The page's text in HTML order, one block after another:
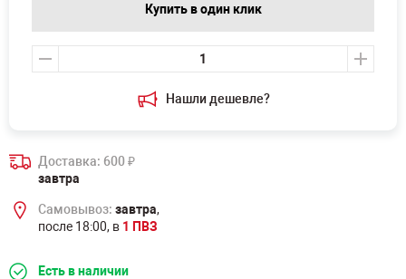
Нашли дешевле?
Купить в один клик
Доставка: 600₽
завтра
Самовывоз: завтра,
после 18:00, в 1 ПВЗ
Есть в наличии